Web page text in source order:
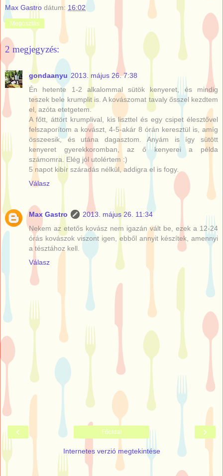
Max Gastro dátum: 16:02
Megosztás
2 megjegyzés:
gondaanyu 2013. május 26. 7:38
Én hetente 1-2 alkalommal sütök kenyeret, és mindig
teszek bele krumplit is. A kovászomat tavaly ősszel kezdtem
el, azóta etetgetem.
A főtt, áttört krumplival, kis liszttel és egy csipet élesztővel
felszaporítom a kovászt, 4-5-akár 8 órán keresztül is, amíg
összeesik, és utána dagasztom. Anyám is így sütött
kenyeret gyerekkoromban, az ő kenyerei a példa
számomra. Elég jól utolértem :)
5 napot kibír száradás nélkül, addigra el is fogy.
Válasz
Max Gastro
2013. május 26. 11:34
Nekem az etetős kovász nem igazán vált be, ezek a 12-24
órás kovászok viszont igen, ebből annyit készítek, amennyi
a tésztához kell.
Válasz
‹ ›
Főoldal
Internetes verzió megtekintése